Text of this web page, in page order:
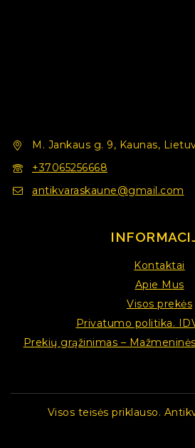
M. Jankaus g. 9, Kaunas,
+37065256668
antikvaraskaune@gmail.com
Kontaktai
Apie Mus
Visos prekės
Privatumo politika.
Prekių grąžinimas –
Visos teisės priklauso.